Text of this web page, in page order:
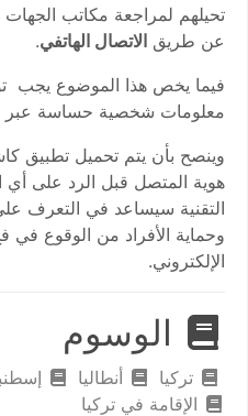
تحيلهم لمراجعة مكاتب
عن طريق الاتصال الهاتفي.
فيما يخص هذا الموضوع يجب
معلومات شخصية حساسة عبر
وينصح بأن يتم تحميل تطبيق
هوية المتصل قبل الرد على
التقنية سيساعد في التعرف
وحماية الأفراد من الوقوع في
الإلكتروني.
الوسوم
تركيا أنطاليا
الإقامة في تركيا